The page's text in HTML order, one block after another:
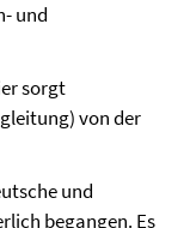
und
sorgt
von der
und
begangen. Es